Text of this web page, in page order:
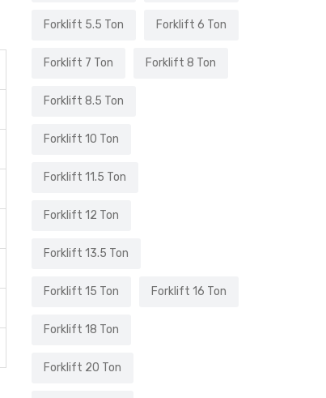
Forklift 5.5 Ton Forklift 6 Ton
Forklift 7 Ton Forklift 8 Ton
Forklift 8.5 Ton
Forklift 10 Ton
Forklift 11.5 Ton
Forklift 12 Ton
Forklift 13.5 Ton
Forklift 15 Ton Forklift 16 Ton
Forklift 18 Ton
Forklift 20 Ton